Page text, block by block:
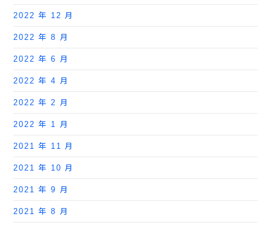
2022 年 12 月
2022 年 8 月
2022 年 6 月
2022 年 4 月
2022 年 2 月
2022 年 1 月
2021 年 11 月
2021 年 10 月
2021 年 9 月
2021 年 8 月